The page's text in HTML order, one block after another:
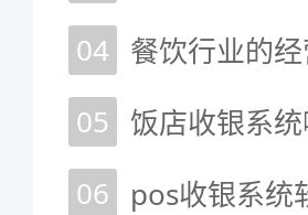
04 餐饮行业的
05 饭店收银系
06
pos收银系统